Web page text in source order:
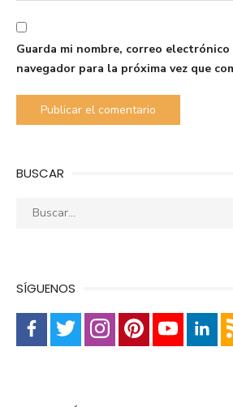
Guarda mi nombre, correo
navegador para la próxima vez que
BUSCAR
Buscar:
SÍGUENOS